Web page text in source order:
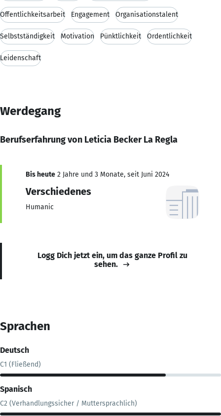
Öffentlichkeitsarbeit Engagement Organisationstalent
Selbstständigkeit Motivation Pünktlichkeit Ordentlichkeit
Leidenschaft
Werdegang
Berufserfahrung von Leticia Becker La Regla
Bis heute 2 Jahre und 3 Monate, seit Juni 2024
Verschiedenes
Humanic
Logg Dich jetzt ein, um das ganze Profil zu
sehen.
Sprachen
Deutsch
C1 (Fließend)
Spanisch
C2 (Verhandlungssicher / Muttersprachlich)